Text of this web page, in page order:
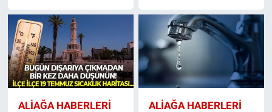
ALIAĞA HABERLERI ALIAĞA HABERLERI